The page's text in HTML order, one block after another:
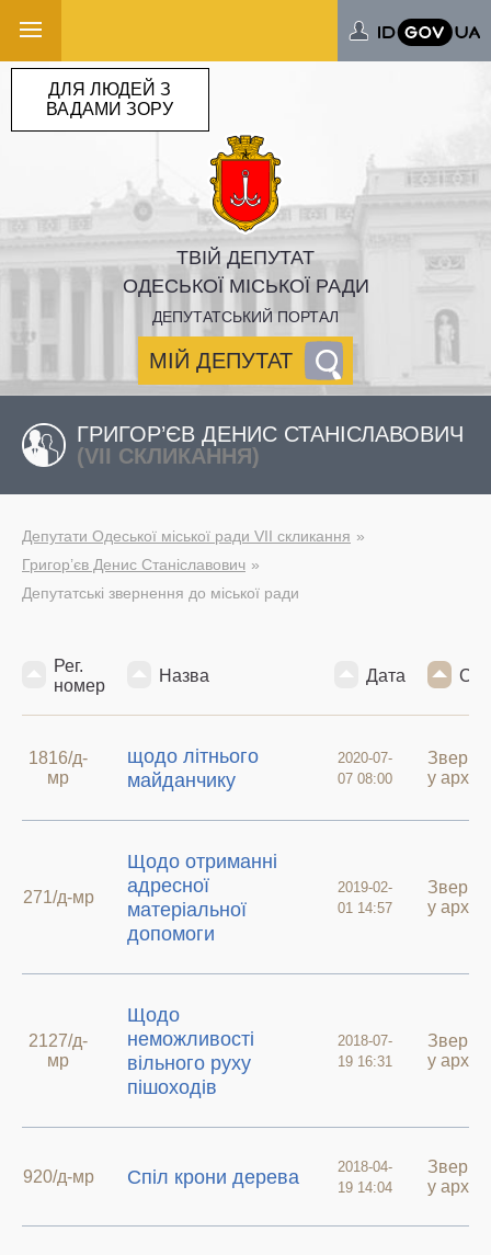
ТВІЙ ДЕПУТАТ
ОДЕСЬКОЇ МІСЬКОЇ РАДИ
ДЕПУТАТСЬКИЙ ПОРТАЛ
МІЙ ДЕПУТАТ
ДЛЯ ЛЮДЕЙ З
ВАДАМИ ЗОРУ
ГРИГОР’ЄВ ДЕНИС СТАНІСЛАВОВИЧ
(VII СКЛИКАННЯ)
Депутати Одеської міської ради VII скликання
Григор’єв Денис Станіславович
Депутатські звернення до міської ради
Рег.
номер
Назва Дата
1816/д-
мр
щодо літнього
майданчику
2020-07-
07 08:00
у
271/д-мр
Щодо отриманні
адресної
матеріальної
допомоги
2019-02-
01 14:57
у
2127/д-
мр
Щодо
неможливості
вільного руху
пішоходів
2018-07-
19 16:31
у
920/д-мр Спіл крони дерева
2018-04-
19 14:04
у